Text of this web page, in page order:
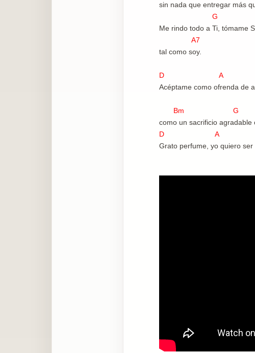
sin nada que entregar más
G
Me rindo todo a Ti, tómame
A7
tal como soy.
D A
Acéptame como ofrenda de
Bm G
como un sacrificio agradable
D A
Grato perfume, yo quiero ser